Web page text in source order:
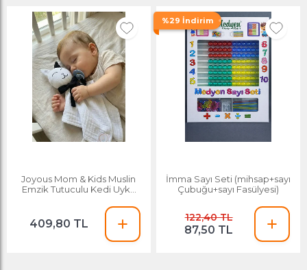
Joyous Mom & Kids Muslin
Emzik Tutuculu Kedi Uyku
409,80 TL
%29 İndirim
İmma Sayı Seti (mihsap+sayı
Çubuğu+sayı Fasülyesi)
122,40 TL
87,50 TL